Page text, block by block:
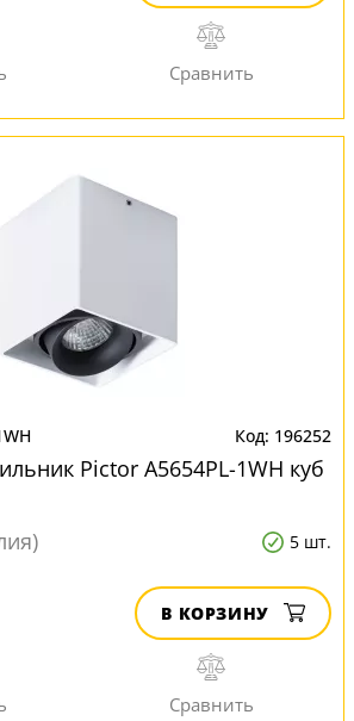
196252
Pictor A5654PL-1WH куб
5 шт.
В КОРЗИНУ